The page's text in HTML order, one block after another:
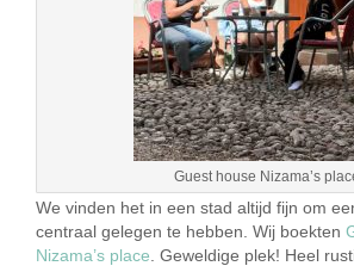
Guest house Nizama’s
We vinden het in een stad altijd fijn om
centraal gelegen te hebben. Wij boekten
Nizama’s place . Geweldige plek! Heel